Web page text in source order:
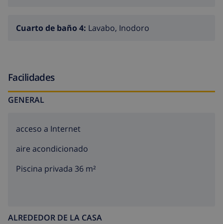
Cuarto de baño 4: Lavabo, Inodoro
Facilidades
GENERAL
acceso a Internet
aire acondicionado
Piscina privada 36 m²
ALREDEDOR DE LA CASA